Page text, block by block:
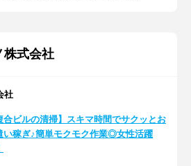
株式会社
社
合ビルの清掃】スキマ時間でサクッとお
い稼ぎ♪簡単モクモク作業◎女性活躍